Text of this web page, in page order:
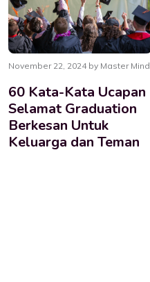
November 22, 2024 by Master Mind
60 Kata-Kata Ucapan
Selamat Graduation
Berkesan Untuk
Keluarga dan Teman